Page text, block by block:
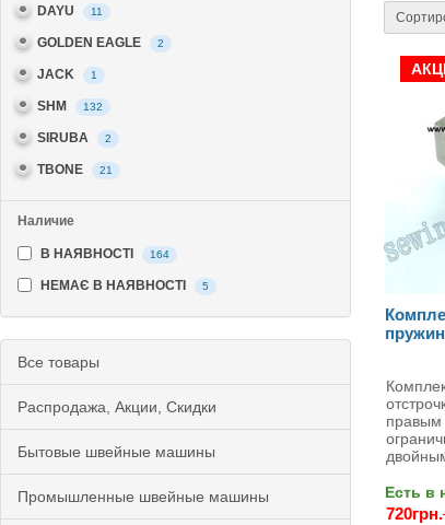
DAYU 11
GOLDEN EAGLE 2
JACK 1
SHM 132
SIRUBA 2
TBONE 21
Наличие
В НАЯВНОСТІ 164
НЕМАЄ В НАЯВНОСТІ 5
Все товары
Распродажа, Акции, Скидки
Бытовые швейные машины
Промышленные швейные машины Есть в
720грн.